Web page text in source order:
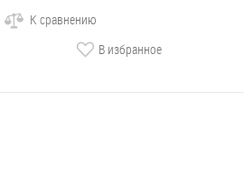
К сравнению
В избранное